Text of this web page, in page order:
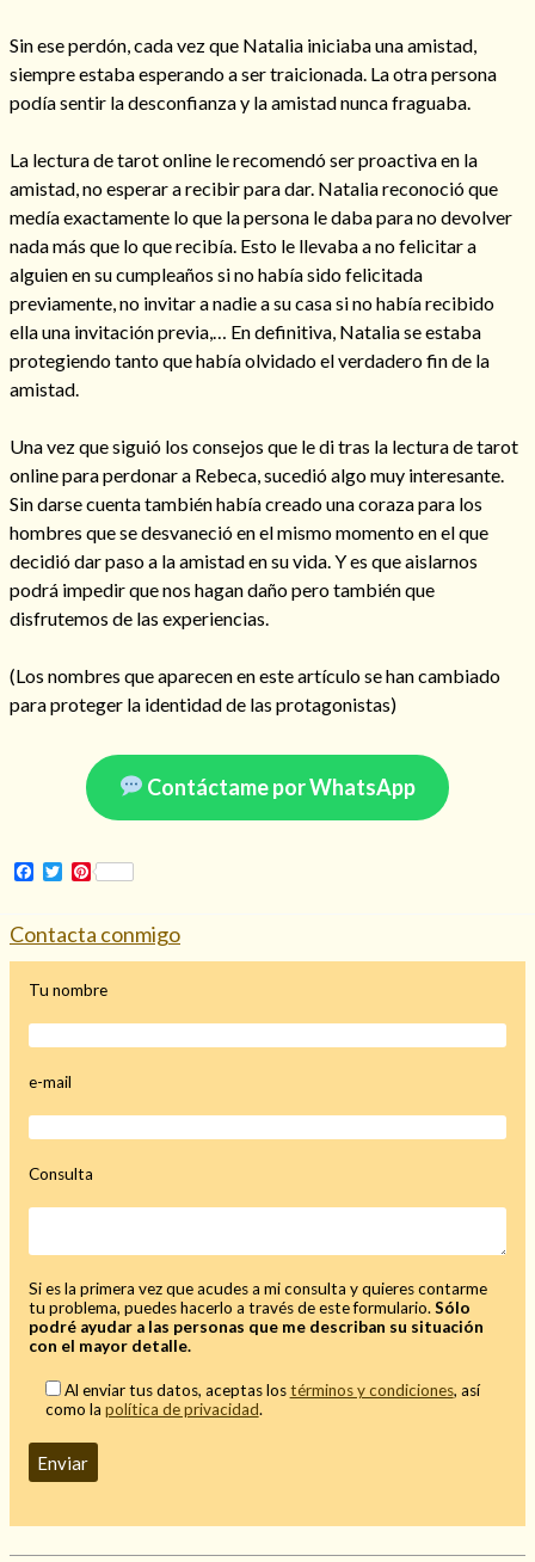
Endulzamiento
Consulta de tarot online
Hechizo de alejamiento
Tu consulta al tarot
Amarres(145)
Cartomancia(117)
Cómo recuperar a mi ex
Endulzamiento(112)
Hechizo de amor(593)
Infidelidad
Rituales(72)
Tarot online
Mi Blog
¿Qué es el tarot?
Sin ese perdón, cada vez que Natalia iniciaba una amistad,
siempre estaba esperando a ser traicionada. La otra persona
podía sentir la desconfianza y la amistad nunca fraguaba.
La lectura de tarot online le recomendó ser proactiva en la
amistad, no esperar a recibir para dar. Natalia reconoció que
medía exactamente lo que la persona le daba para no devolver
nada más que lo que recibía. Esto le llevaba a no felicitar a
alguien en su cumpleaños si no había sido felicitada
previamente, no invitar a nadie a su casa si no había recibido
ella una invitación previa,… En definitiva, Natalia se estaba
protegiendo tanto que había olvidado el verdadero fin de la
amistad.
Una vez que siguió los consejos que le di tras la lectura de tarot
online para perdonar a Rebeca, sucedió algo muy interesante.
Sin darse cuenta también había creado una coraza para los
hombres que se desvaneció en el mismo momento en el que
decidió dar paso a la amistad en su vida. Y es que aislarnos
podrá impedir que nos hagan daño pero también que
disfrutemos de las experiencias.
(Los nombres que aparecen en este artículo se han cambiado
para proteger la identidad de las protagonistas)
Contáctame por WhatsApp
Facebook
Twitter
Pinterest
Contacta conmigo
Tu nombre
e-mail
Consulta
Si es la primera vez que acudes a mi consulta y quieres contarme
tu problema, puedes hacerlo a través de este formulario.Sólo
podré ayudar a las personas que me describan su situación
con el mayor detalle.
Al enviar tus datos, aceptas lostérminos y condiciones, así
como la política de privacidad.